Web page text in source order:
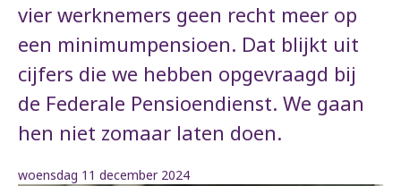
vier werknemers geen recht meer op
een minimumpensioen. Dat blijkt uit
cijfers die we hebben opgevraagd bij
de Federale Pensioendienst. We gaan
hen niet zomaar laten doen.
woensdag 11 december 2024